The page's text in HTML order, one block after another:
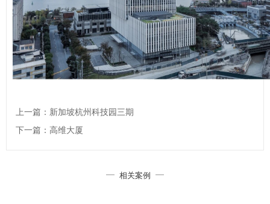
上一篇：新加坡杭州科技园三期
下一篇：高维大厦
相关案例